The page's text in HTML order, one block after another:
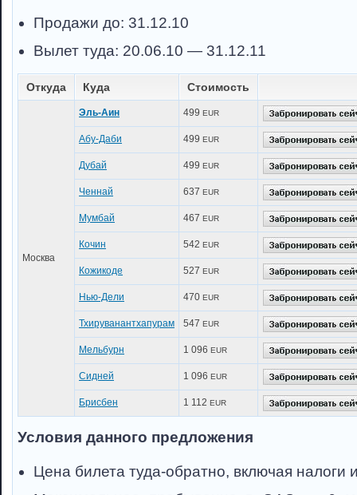
Продажи до: 31.12.10
Вылет туда: 20.06.10 — 31.12.11
Откуда Куда Стоимость
Москва
Эль-Аин 499 EUR
Абу-Даби 499 EUR
Дубай 499 EUR
Ченнай 637 EUR
Мумбай 467 EUR
Кочин 542 EUR
Кожикоде 527 EUR
Нью-Дели 470 EUR
Тхируванантхапурам 547 EUR
Мельбурн 1 096 EUR
Сидней 1 096 EUR
Брисбен 1 112 EUR
Условия данного предложения
Цена билета туда-обратно, включая налоги